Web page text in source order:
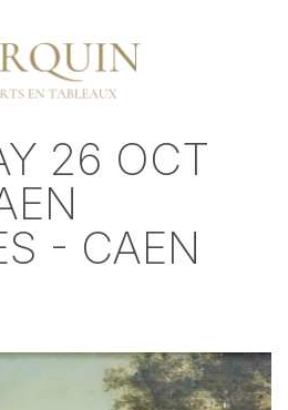
26 OCT
- CAEN